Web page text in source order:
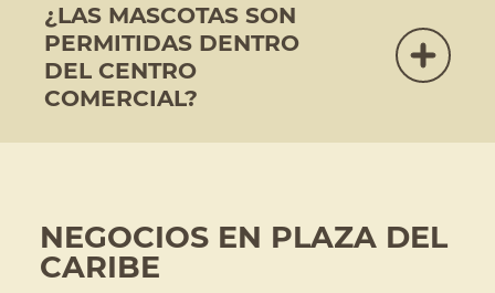
¿LAS MASCOTAS SON
PERMITIDAS DENTRO
DEL CENTRO
COMERCIAL?
NEGOCIOS EN PLAZA DEL
CARIBE